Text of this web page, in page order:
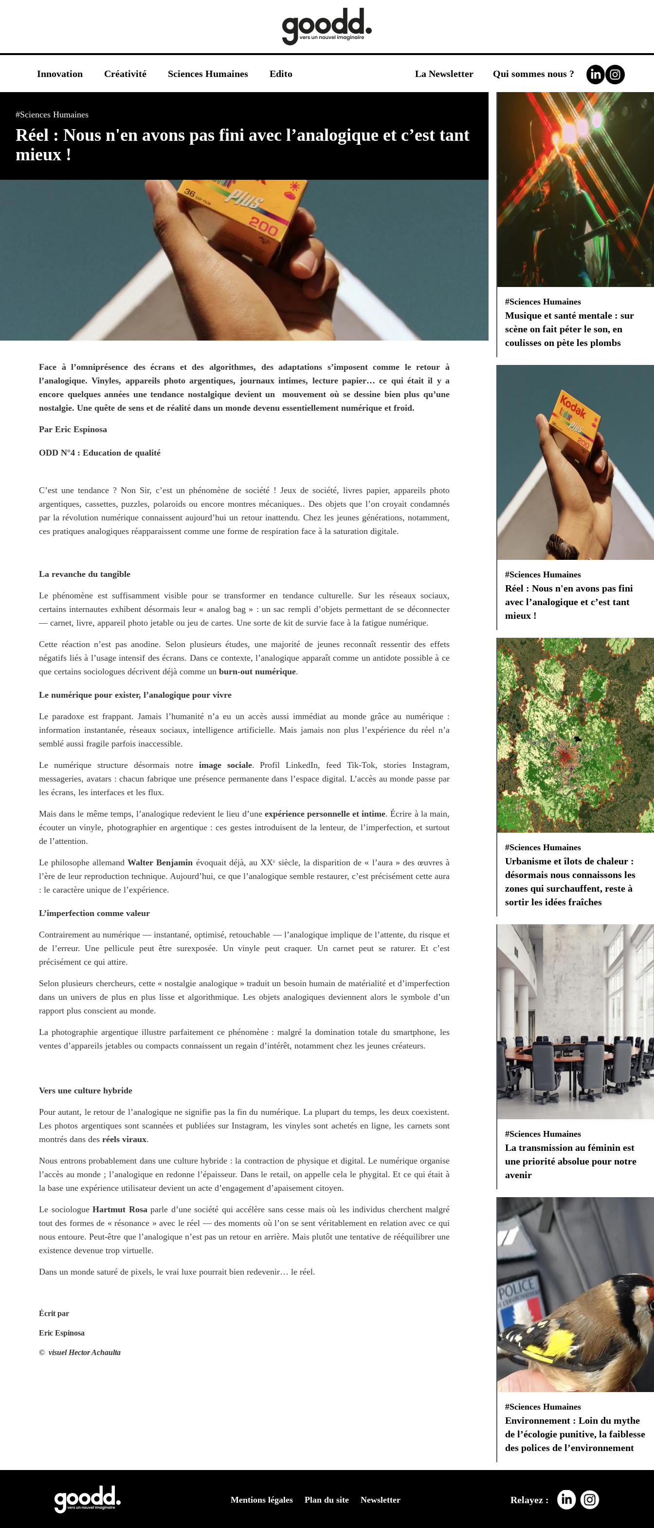
Innovation Créativité Sciences Humaines Edito La Newsletter Qui sommes nous ?
#Sciences Humaines
Réel : Nous n'en avons pas fini avec l’analogique et c’est tant
mieux !
Face à l’omniprésence des écrans et des algorithmes, des adaptations s’imposent comme le retour à
l’analogique. Vinyles, appareils photo argentiques, journaux intimes, lecture papier… ce qui était il y a
encore quelques années une tendance nostalgique devient un  mouvement où se dessine bien plus qu’une
nostalgie. Une quête de sens et de réalité dans un monde devenu essentiellement numérique et froid.
Par Eric Espinosa
ODD N°4 : Education de qualité
C’est une tendance ? Non Sir, c’est un phénomène de société ! Jeux de société, livres papier, appareils photo
argentiques, cassettes, puzzles, polaroids ou encore montres mécaniques.. Des objets que l’on croyait condamnés
par la révolution numérique connaissent aujourd’hui un retour inattendu. Chez les jeunes générations, notamment,
ces pratiques analogiques réapparaissent comme une forme de respiration face à la saturation digitale.
La revanche du tangible
Le phénomène est suffisamment visible pour se transformer en tendance culturelle. Sur les réseaux sociaux,
certains internautes exhibent désormais leur « analog bag » : un sac rempli d’objets permettant de se déconnecter
— carnet, livre, appareil photo jetable ou jeu de cartes. Une sorte de kit de survie face à la fatigue numérique.
Cette réaction n’est pas anodine. Selon plusieurs études, une majorité de jeunes reconnaît ressentir des effets
négatifs liés à l’usage intensif des écrans. Dans ce contexte, l’analogique apparaît comme un antidote possible à ce
que certains sociologues décrivent déjà comme un burn-out numérique.
Le numérique pour exister, l’analogique pour vivre
Le paradoxe est frappant. Jamais l’humanité n’a eu un accès aussi immédiat au monde grâce au numérique :
information instantanée, réseaux sociaux, intelligence artificielle. Mais jamais non plus l’expérience du réel n’a
semblé aussi fragile parfois inaccessible.
Le numérique structure désormais notre image sociale. Profil LinkedIn, feed Tik-Tok, stories Instagram,
messageries, avatars : chacun fabrique une présence permanente dans l’espace digital. L’accès au monde passe par
les écrans, les interfaces et les flux.
Mais dans le même temps, l’analogique redevient le lieu d’une expérience personnelle et intime. Écrire à la main,
écouter un vinyle, photographier en argentique : ces gestes introduisent de la lenteur, de l’imperfection, et surtout
de l’attention.
Le philosophe allemand Walter Benjamin évoquait déjà, au XXᵉ siècle, la disparition de « l’aura » des œuvres à
l’ère de leur reproduction technique. Aujourd’hui, ce que l’analogique semble restaurer, c’est précisément cette aura
: le caractère unique de l’expérience.
L’imperfection comme valeur
Contrairement au numérique — instantané, optimisé, retouchable — l’analogique implique de l’attente, du risque et
de l’erreur. Une pellicule peut être surexposée. Un vinyle peut craquer. Un carnet peut se raturer. Et c’est
précisément ce qui attire.
Selon plusieurs chercheurs, cette « nostalgie analogique » traduit un besoin humain de matérialité et d’imperfection
rapport plus conscient au monde.
La photographie argentique illustre parfaitement ce phénomène : malgré la domination totale du smartphone, les
ventes d’appareils jetables ou compacts connaissent un regain d’intérêt, notamment chez les jeunes créateurs.
Vers une culture hybride
Pour autant, le retour de l’analogique ne signifie pas la fin du numérique. La plupart du temps, les deux coexistent.
Les photos argentiques sont scannées et publiées sur Instagram, les vinyles sont achetés en ligne, les carnets sont
montrés dans des réels viraux.
Nous entrons probablement dans une culture hybride : la contraction de physique et digital. Le numérique organise
l’accès au monde ; l’analogique en redonne l’épaisseur. Dans le retail, on appelle cela le phygital. Et ce qui était à
la base une expérience utilisateur devient un acte d’engagement d’apaisement citoyen.
Le sociologue Hartmut Rosa parle d’une société qui accélère sans cesse mais où les individus cherchent malgré
tout des formes de « résonance » avec le réel — des moments où l’on se sent véritablement en relation avec ce qui
nous entoure. Peut-être que l’analogique n’est pas un retour en arrière. Mais plutôt une tentative de rééquilibrer une
existence devenue trop virtuelle.
Dans un monde saturé de pixels, le vrai luxe pourrait bien redevenir… le réel.
Écrit par
Eric Espinosa
©  visuel Hector Achaulta
#Sciences Humaines
Musique et santé mentale : sur
scène on fait péter le son, en
coulisses on pète les plombs
#Sciences Humaines
Réel : Nous n'en avons pas fini
avec l’analogique et c’est tant
mieux !
#Sciences Humaines
Urbanisme et îlots de chaleur :
désormais nous connaissons les
zones qui surchauffent, reste à
sortir les idées fraîches
#Sciences Humaines
La transmission au féminin est
une priorité absolue pour notre
avenir
#Sciences Humaines
Environnement : Loin du mythe
de l’écologie punitive, la faiblesse
des polices de l’environnement
Mentions légales Plan du site Newsletter Relayez :